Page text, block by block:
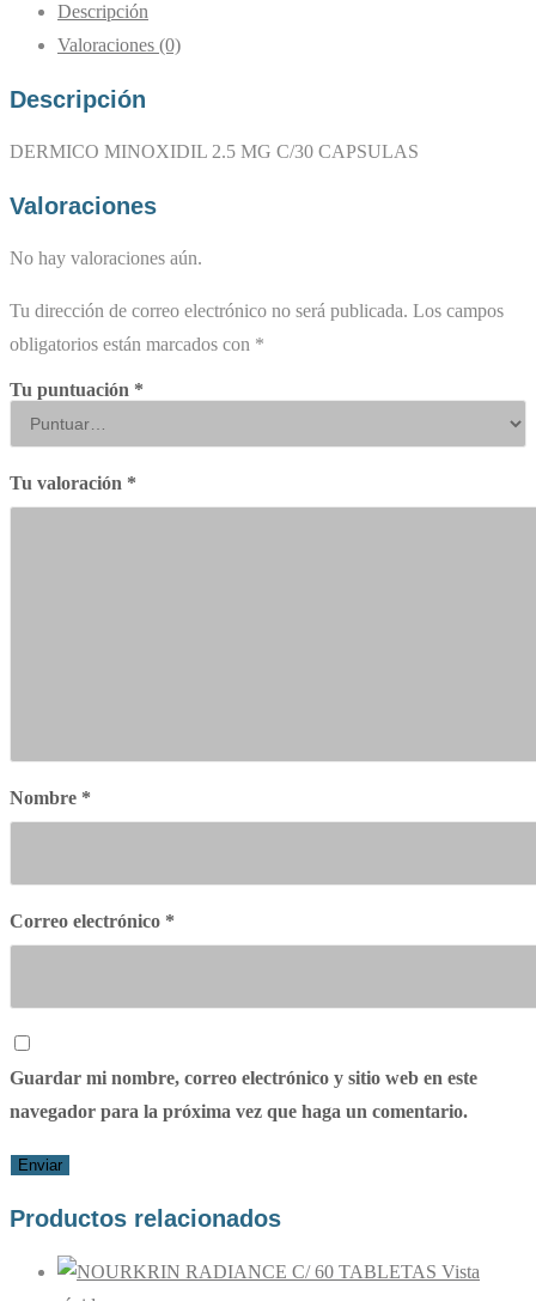
CAPSULAS
Descripción
Valoraciones (0)
Descripción
DERMICO MINOXIDIL 2.5 MG C/30 CAPSULAS
Valoraciones
No hay valoraciones aún.
Tu dirección de correo electrónico no será publicada. Los campos
obligatorios están marcados con *
Tu puntuación *
Tu valoración *
Nombre *
Correo electrónico *
Guardar mi nombre, correo electrónico y sitio web en este
navegador para la próxima vez que haga un comentario.
Productos relacionados
Vista